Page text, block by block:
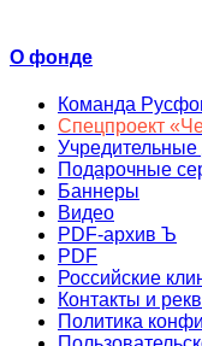
О фонде
Команда
Спецпроект
Подарочные
Баннеры
Видео
PDF-архив Ъ
PDF
Российские
Контакты и
Политика